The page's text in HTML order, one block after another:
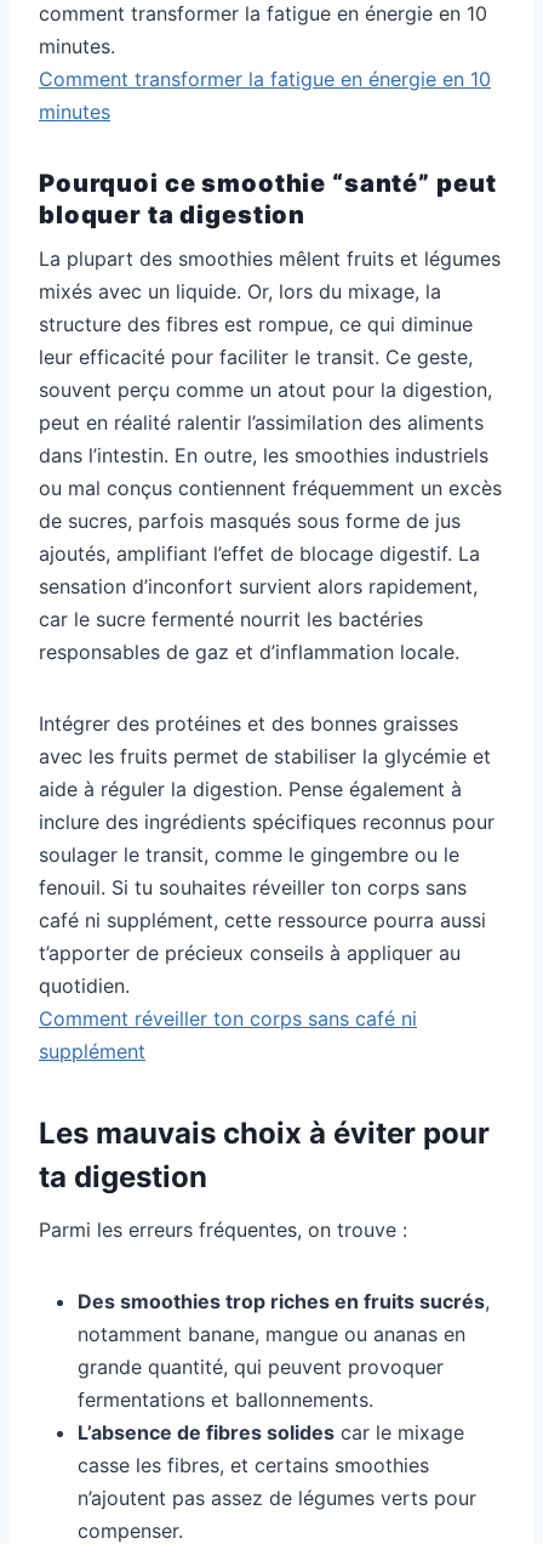
comment transformer la fatigue en énergie en 10
minutes.
Comment transformer la fatigue en énergie en 10
minutes
Pourquoi ce smoothie “santé” peut
bloquer ta digestion
La plupart des smoothies mêlent fruits et légumes
mixés avec un liquide. Or, lors du mixage, la
structure des fibres est rompue, ce qui diminue
leur efficacité pour faciliter le transit. Ce geste,
souvent perçu comme un atout pour la digestion,
peut en réalité ralentir l’assimilation des aliments
dans l’intestin. En outre, les smoothies industriels
ou mal conçus contiennent fréquemment un excès
de sucres, parfois masqués sous forme de jus
ajoutés, amplifiant l’effet de blocage digestif. La
sensation d’inconfort survient alors rapidement,
car le sucre fermenté nourrit les bactéries
responsables de gaz et d’inflammation locale.
Intégrer des protéines et des bonnes graisses
avec les fruits permet de stabiliser la glycémie et
aide à réguler la digestion. Pense également à
inclure des ingrédients spécifiques reconnus pour
soulager le transit, comme le gingembre ou le
fenouil. Si tu souhaites réveiller ton corps sans
café ni supplément, cette ressource pourra aussi
t’apporter de précieux conseils à appliquer au
quotidien.
Comment réveiller ton corps sans café ni
supplément
Les mauvais choix à éviter pour
ta digestion
Parmi les erreurs fréquentes, on trouve :
Des smoothies trop riches en fruits sucrés,
notamment banane, mangue ou ananas en
grande quantité, qui peuvent provoquer
fermentations et ballonnements.
L’absence de fibres solides car le mixage
casse les fibres, et certains smoothies
n’ajoutent pas assez de légumes verts pour
compenser.